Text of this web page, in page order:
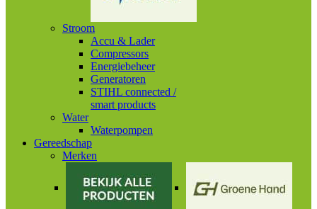
Stroom
Accu & Lader
Compressors
Energiebeheer
Generatoren
STIHL connected /
smart products
Water
Waterpompen
Gereedschap
Merken